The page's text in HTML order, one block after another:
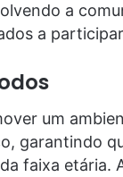
a
a
um
garantindo
faixa etária.